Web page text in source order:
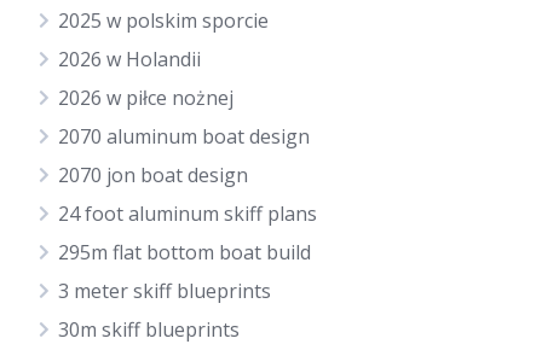
2025 w polskim sporcie
2026 w Holandii
2026 w piłce nożnej
2070 aluminum boat design
2070 jon boat design
24 foot aluminum skiff plans
295m flat bottom boat build
3 meter skiff blueprints
30m skiff blueprints